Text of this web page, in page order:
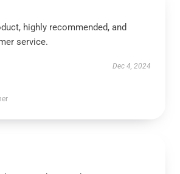
highly recommended, and
service.
Dec 4, 2024